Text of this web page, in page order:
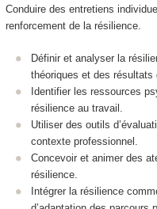
Conduire des entretiens
renforcement de la résilience.
Définir et analyser la
théoriques et des résultats
Identifier les ressources
résilience au travail.
Utiliser des outils
contexte professionnel.
Concevoir et animer des
résilience.
Intégrer la résilience